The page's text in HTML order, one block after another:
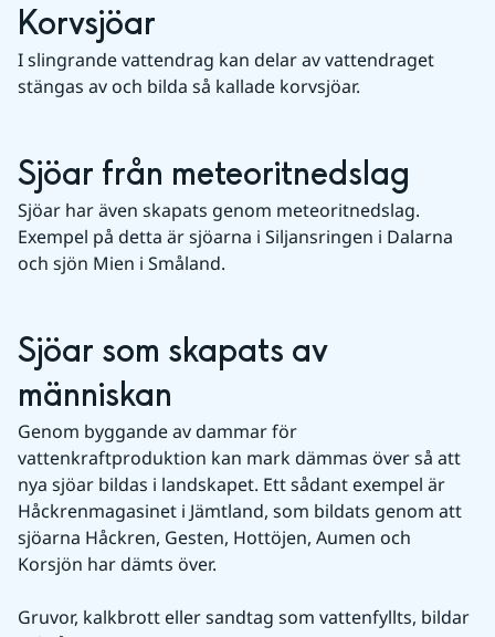
Korvsjöar
I slingrande vattendrag kan delar av vattendraget
stängas av och bilda så kallade korvsjöar.
Sjöar från meteoritnedslag
Sjöar har även skapats genom meteoritnedslag.
Exempel på detta är sjöarna i Siljansringen i Dalarna
och sjön Mien i Småland.
Sjöar som skapats av
människan
Genom byggande av dammar för
vattenkraftproduktion kan mark dämmas över så att
nya sjöar bildas i landskapet. Ett sådant exempel är
Håckrenmagasinet i Jämtland, som bildats genom att
sjöarna Håckren, Gesten, Hottöjen, Aumen och
Korsjön har dämts över.
Gruvor, kalkbrott eller sandtag som vattenfyllts, bildar